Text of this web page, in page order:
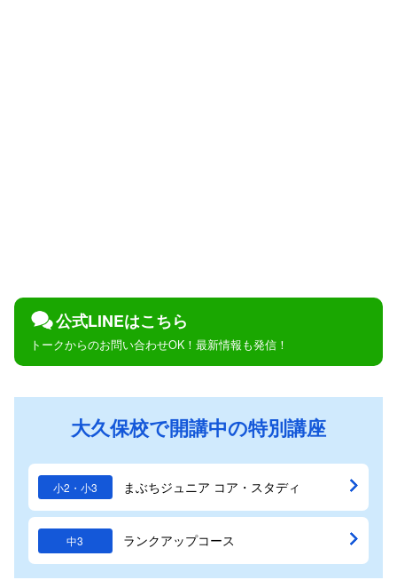
公式LINEはこちら
トークからのお問い合わせOK！最新情報も発信！
大久保校で開講中の特別講座
小2・小3 まぶちジュニア コア・スタディ
中3 ランクアップコース